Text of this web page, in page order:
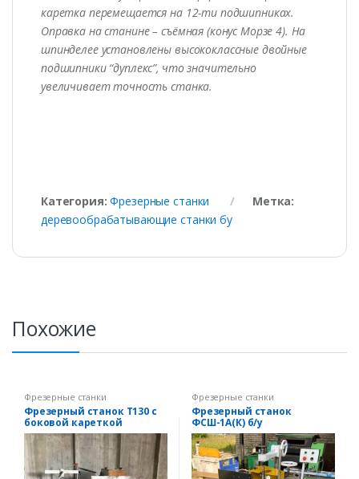
каретка перемещается на 12-ти подшипниках.
Оправка на станине – съёмная (конус Морзе 4). На
шпинделее установлены высококлассные двойные
подшипники “дуплекс”, что значительно
увеличивает точность станка.
Категория:Фрезерные станки
Метка:
деревообрабатывающие станки бу
Похожие
Фрезерные станки
Фрезерный станок Т130 с
боковой кареткой
Фрезерные станки
Фрезерный станок
ФСШ-1А(К) б/у